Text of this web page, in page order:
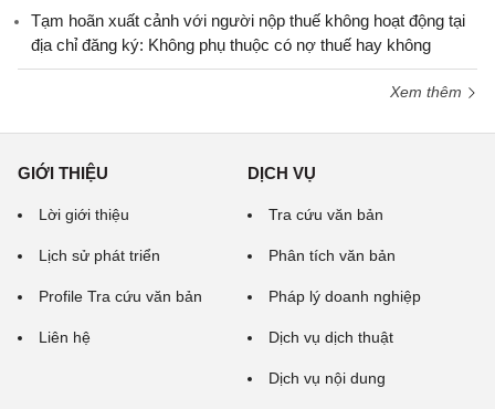
Tạm hoãn xuất cảnh với người nộp thuế không hoạt động tại
địa chỉ đăng ký: Không phụ thuộc có nợ thuế hay không
Xem thêm
GIỚI THIỆU
Lời giới thiệu
Lịch sử phát triển
Profile Tra cứu văn bản
Liên hệ
DỊCH VỤ
Tra cứu văn bản
Phân tích văn bản
Pháp lý doanh nghiệp
Dịch vụ dịch thuật
Dịch vụ nội dung